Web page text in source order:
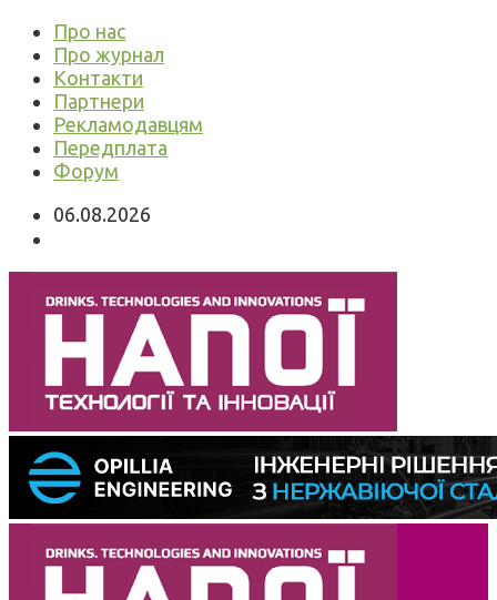
Про нас
Про журнал
Контакти
Партнери
Рекламодавцям
Передплата
Форум
06.08.2026